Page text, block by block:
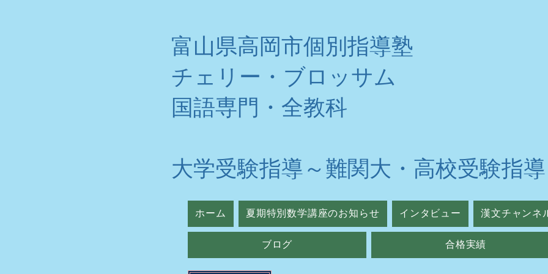
富山県高岡市個別指導塾
チェリー・ブロッサム
​国語専門・全教科
大学受験指導～難関大・高校受験指導
ホーム 夏期特別数学講座のお知らせ インタビュー 漢文チャンネ
ブログ 合格実績